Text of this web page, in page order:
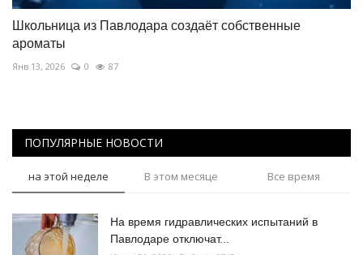
Школьница из Павлодара создаёт собственные
ароматы
Янв 13, 2026 0 87
ПОПУЛЯРНЫЕ НОВОСТИ
на этой неделе В этом месяце Все время
На время гидравлических испытаний в
Павлодаре отключат...